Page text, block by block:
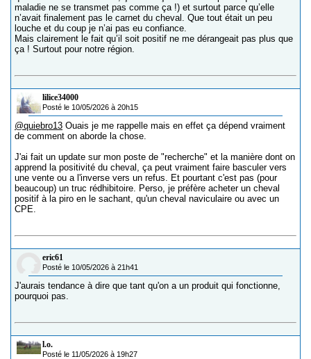
maladie ne se transmet pas comme ça !) et surtout parce qu’elle
n’avait finalement pas le carnet du cheval. Que tout était un peu
louche et du coup je n’ai pas eu confiance.
Mais clairement le fait qu’il soit positif ne me dérangeait pas plus que
ça ! Surtout pour notre région.
lilice34000
Posté le 10/05/2026 à 20h15
@quiebro13 Ouais je me rappelle mais en effet ça dépend vraiment
de comment on aborde la chose.
J'ai fait un update sur mon poste de "recherche" et la manière dont on
apprend la positivité du cheval, ça peut vraiment faire basculer vers
une vente ou a l'inverse vers un refus. Et pourtant c'est pas (pour
beaucoup) un truc rédhibitoire. Perso, je préfère acheter un cheval
positif à la piro en le sachant, qu'un cheval naviculaire ou avec un
CPE.
eric61
Posté le 10/05/2026 à 21h41
J'aurais tendance à dire que tant qu'on a un produit qui fonctionne,
pourquoi pas.
l.o.
Posté le 11/05/2026 à 19h27